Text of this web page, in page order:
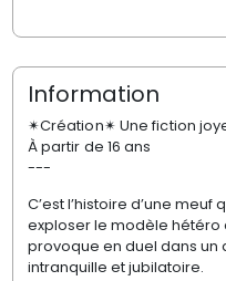
Information
✴Création✴ Une fiction
À partir de 16 ans
---
C’est l’histoire d’une
exploser le modèle hétéro
provoque en duel dans un
intranquille et jubilatoire.